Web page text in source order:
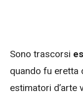
Sono trascorsi
quando fu eretta
estimatori d’arte